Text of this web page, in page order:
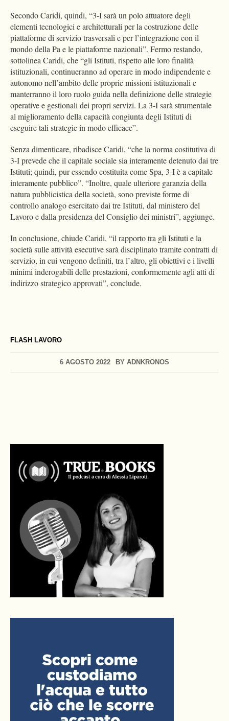
FLASH LAVORO
6 AGOSTO 2022 BY ADNKRONOS
Secondo Caridi, quindi, “3-I sarà un polo attuatore degli
elementi tecnologici e architetturali per la costruzione delle
piattaforme di servizio trasversali e per l’integrazione con il
mondo della Pa e le piattaforme nazionali”. Fermo restando,
sottolinea Caridi, che “gli Istituti, rispetto alle loro finalità
istituzionali, continueranno ad operare in modo indipendente e
autonomo nell’ambito delle proprie missioni istituzionali e
manterranno il loro ruolo guida nella definizione delle strategie
operative e gestionali dei propri servizi. La 3-I sarà strumentale
al miglioramento della capacità congiunta degli Istituti di
eseguire tali strategie in modo efficace”.
Senza dimenticare, ribadisce Caridi, “che la norma costitutiva di
3-I prevede che il capitale sociale sia interamente detenuto dai tre
Istituti; quindi, pur essendo costituita come Spa, 3-I è a capitale
interamente pubblico”. “Inoltre, quale ulteriore garanzia della
natura pubblicistica della società, sono previste forme di
controllo analogo esercitato dai tre Istituti, dal ministero del
Lavoro e dalla presidenza del Consiglio dei ministri”, aggiunge.
In conclusione, chiude Caridi, “il rapporto tra gli Istituti e la
società sulle attività esecutive sarà disciplinato tramite contratti di
servizio, in cui vengono definiti, tra l’altro, gli obiettivi e i livelli
minimi inderogabili delle prestazioni, conformemente agli atti di
indirizzo strategico approvati”, conclude.